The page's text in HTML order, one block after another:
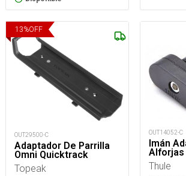
13%OFF
OUT29500-C
Adaptador De Parrilla
Omni Quicktrack
Topeak
OUT14052-C
Imán
Alforjas
Thule